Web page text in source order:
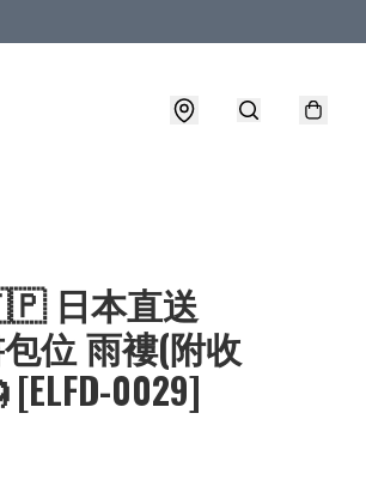
日本直送
位 雨褸(附收
0029]